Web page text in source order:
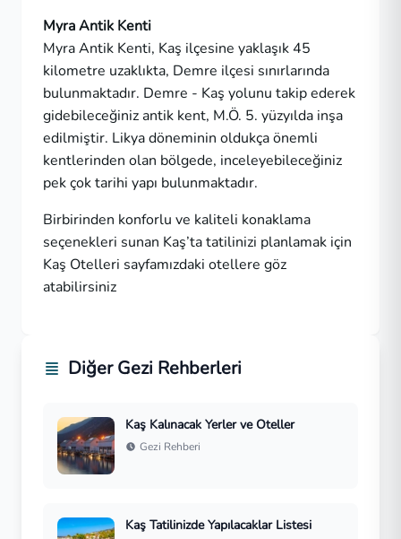
Myra Antik Kenti
Myra Antik Kenti, Kaş ilçesine yaklaşık 45
kilometre uzaklıkta, Demre ilçesi sınırlarında
bulunmaktadır. Demre - Kaş yolunu takip ederek
gidebileceğiniz antik kent, M.Ö. 5. yüzyılda inşa
edilmiştir. Likya döneminin oldukça önemli
kentlerinden olan bölgede, inceleyebileceğiniz
pek çok tarihi yapı bulunmaktadır.
Birbirinden konforlu ve kaliteli konaklama
seçenekleri sunan Kaş’ta tatilinizi planlamak için
Kaş Otelleri sayfamızdaki otellere göz
atabilirsiniz
Diğer Gezi Rehberleri
Kaş Kalınacak Yerler ve Oteller
Gezi Rehberi
Kaş Tatilinizde Yapılacaklar Listesi